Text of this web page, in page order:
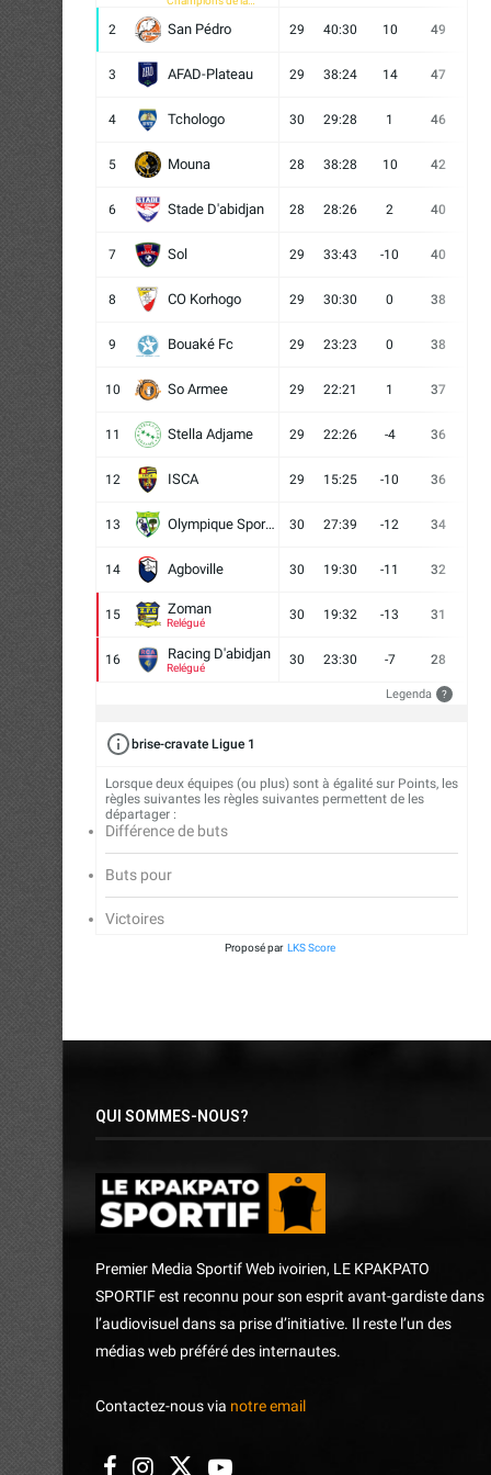
2 San Pédro 29 40:30 10 49
3 AFAD-Plateau 29 38:24 14 47
4 Tchologo 30 29:28 1 46
5 Mouna 28 38:28 10 42
6 Stade D'abidjan 28 28:26 2 40
7 Sol 29 33:43 -10 40
8 CO Korhogo 29 30:30 0 38
9 Bouaké Fc 29 23:23 0 38
10 So Armee 29 22:21 1 37
11 Stella Adjame 29 22:26 -4 36
12 ISCA 29 15:25 -10 36
13 Olympique Sport d'Abobo FC 30 27:39 -12 34
14 Agboville 30 19:30 -11 32
15 Zoman
Relégué
30 19:32 -13 31
16 Racing D'abidjan
Relégué
30 23:30 -7 28
Legenda ?
brise-cravate Ligue 1
Lorsque deux équipes (ou plus) sont à égalité sur Points, les
règles suivantes les règles suivantes permettent de les
départager :
Différence de buts
Buts pour
Victoires
Proposé par LKS Score
QUI SOMMES-NOUS?
Premier Media Sportif Web ivoirien, LE KPAKPATO
SPORTIF est reconnu pour son esprit avant-gardiste dans
l’audiovisuel dans sa prise d’initiative. Il reste l’un des
médias web préféré des internautes.
Contactez-nous via notre email